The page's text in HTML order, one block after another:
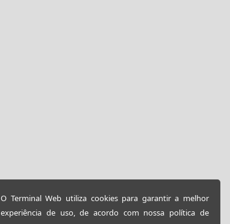
O Terminal Web utiliza cookies para garantir a melhor
experiência de uso, de acordo com nossa política de